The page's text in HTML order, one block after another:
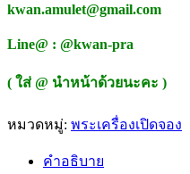
kwan.amulet@gmail.com
Line@ : @kwan-pra
( ใส่ @ นำหน้าด้วยนะคะ )
หมวดหมู่: พระเครื่องเปิดจอง
คำอธิบาย